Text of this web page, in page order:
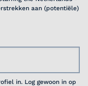
aan (potentiële)
in. Log gewoon in op